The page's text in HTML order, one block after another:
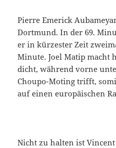
Pierre Emerick
Dortmund. In der 69.
er in kürzester Zeit
Minute. Joel Matip macht
dicht, während vorne
Choupo-Moting trifft,
auf einen europäischen
Nicht zu halten ist